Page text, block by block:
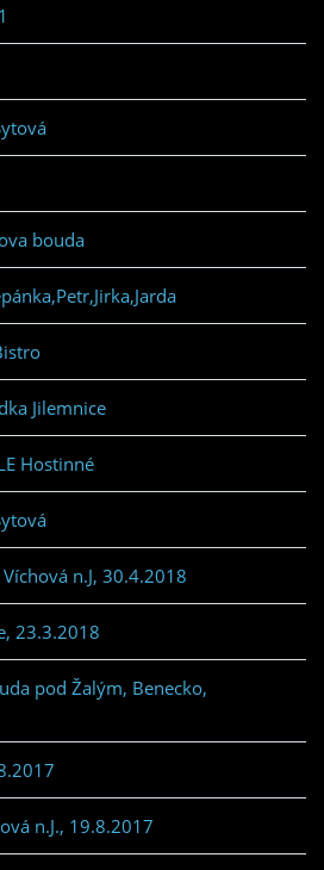
bouda
Jilemnice
Hostinné
n.J, 30.4.2018
23.3.2018
pod Žalým, Benecko,
n.J., 19.8.2017